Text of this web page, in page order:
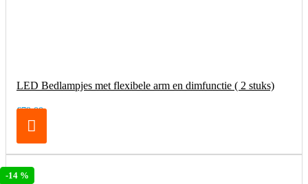
-14 %
LED Bedlampjes met flexibele arm en dimfunctie ( 2 stuks)
€79,00